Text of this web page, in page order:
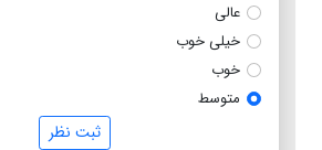
عالی
خیلی خوب
خوب
متوسط
ثبت نظر